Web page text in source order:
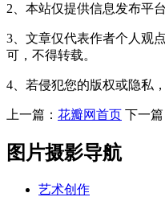
2、本站仅提供信息发布平
3、文章仅代表作者个人观
可，不得转载。
4、若侵犯您的版权或隐私
上一篇： 花瓣网首页 下一篇
图片摄影导航
艺术创作